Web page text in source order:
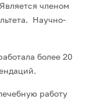
членом
Научно-
более 20
работу